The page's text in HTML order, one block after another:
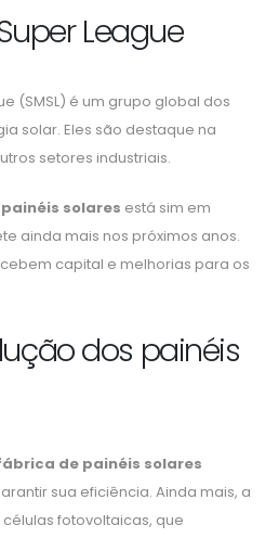
League
(SMSL) é um grupo global dos
solar. Eles são destaque na
setores industriais.
solares está sim em
ainda mais nos próximos anos.
capital e melhorias para os
dos painéis
de painéis solares
sua eficiência. Ainda mais, a
fotovoltaicas, que